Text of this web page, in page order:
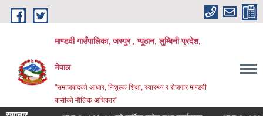
Skip to main content
माण्डवी गाउँपालिका, जस्पुर , प्यूठान, लुम्बिनी प्रदेश,
नेपाल
"समाजबादको आधार, निशुल्क शिक्षा, स्वास्थ्य र रोजगार माण्डवी
बासीको मौलिक अधिकार"